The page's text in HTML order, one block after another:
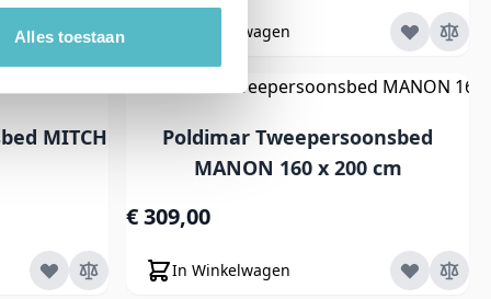
Alles toestaan In Winkelwagen
MITCH
Poldimar Tweepersoonsbed
MANON 160 x 200 cm
€ 309,00
In Winkelwagen